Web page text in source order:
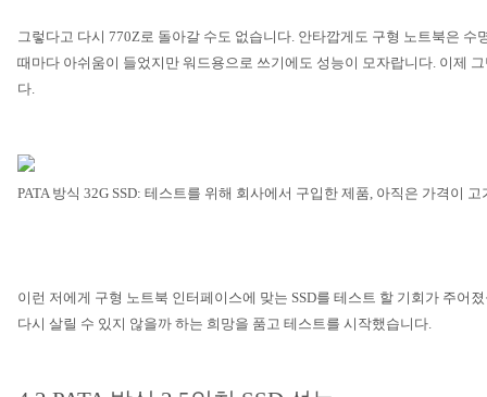
그렇다고 다시 770Z로 돌아갈 수도 없습니다 안타깝게도 구형 노트북은 수
때마다 아쉬움이 들었지만 워드용으로 쓰기에도 성능이 모자랍니다 이제
다
PATA 방식 32G SSD: 테스트를 위해 회사에서 구입한 제품 아직은 가격이
이런 저에게 구형 노트북 인터페이스에 맞는 SSD를 테스트 할 기회가 주어
다시 살릴 수 있지 않을까 하는 희망을 품고 테스트를 시작했습니다